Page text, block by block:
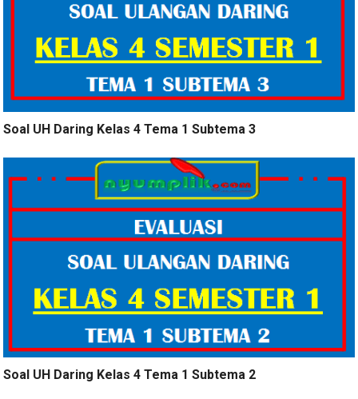
Soal UH Daring Kelas 4 Tema 1 Subtema 3
Soal UH Daring Kelas 4 Tema 1 Subtema 2